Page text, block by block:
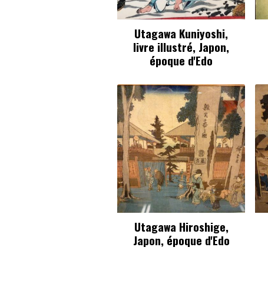
Utagawa Kuniyoshi,
livre illustré, Japon,
époque d'Edo
Utagawa Hiroshige,
Japon, époque d'Edo